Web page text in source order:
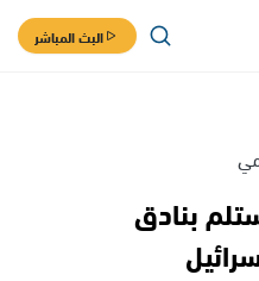
البث المباشر
بنادق